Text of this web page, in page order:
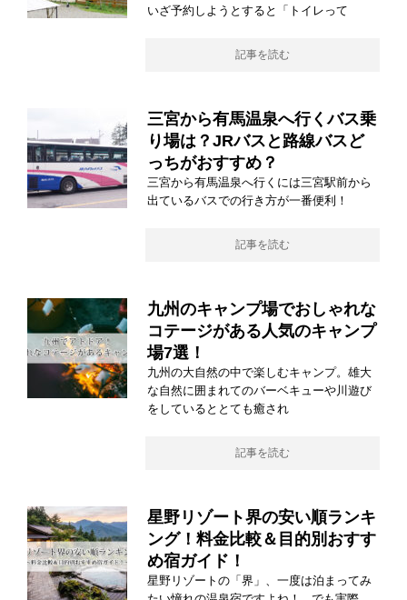
いざ予約しようとすると「トイレって
記事を読む
三宮から有馬温泉へ行くバス乗
り場は？JRバスと路線バスど
っちがおすすめ？
三宮から有馬温泉へ行くには三宮駅前から
出ているバスでの行き方が一番便利！
記事を読む
九州のキャンプ場でおしゃれな
コテージがある人気のキャンプ
場7選！
九州の大自然の中で楽しむキャンプ。雄大
な自然に囲まれてのバーベキューや川遊び
をしているととても癒され
記事を読む
星野リゾート界の安い順ランキ
ング！料金比較＆目的別おすす
め宿ガイド！
星野リゾートの「界」、一度は泊まってみ